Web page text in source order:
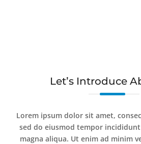
Let’s Introduce
Lorem ipsum dolor sit amet,
sed do eiusmod tempor
magna aliqua. Ut enim ad minim